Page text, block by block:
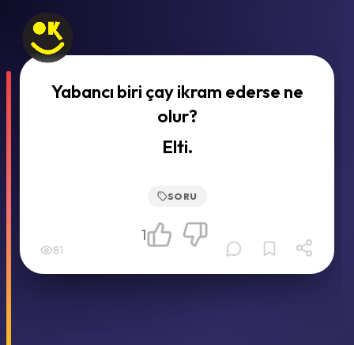
Yabancı biri çay ikram ederse ne
olur?
Elti.
SORU
81
1